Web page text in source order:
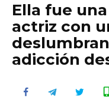
Ella fue
actriz con
adicción